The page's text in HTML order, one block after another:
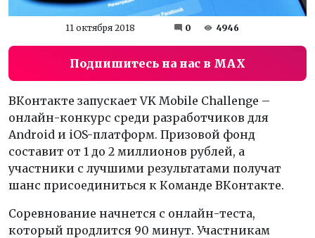
11 октября 2018 0 4946
Подпишитесь на нас в MAX
ВКонтакте запускает VK Mobile Challenge –
онлайн-конкурс среди разработчиков для
Android и iOS-платформ. Призовой фонд
составит от 1 до 2 миллионов рублей, а
участники с лучшими результатами получат
шанс присоединиться к Команде ВКонтакте.
Соревнование начнется с онлайн-теста,
который продлится 90 минут. Участникам